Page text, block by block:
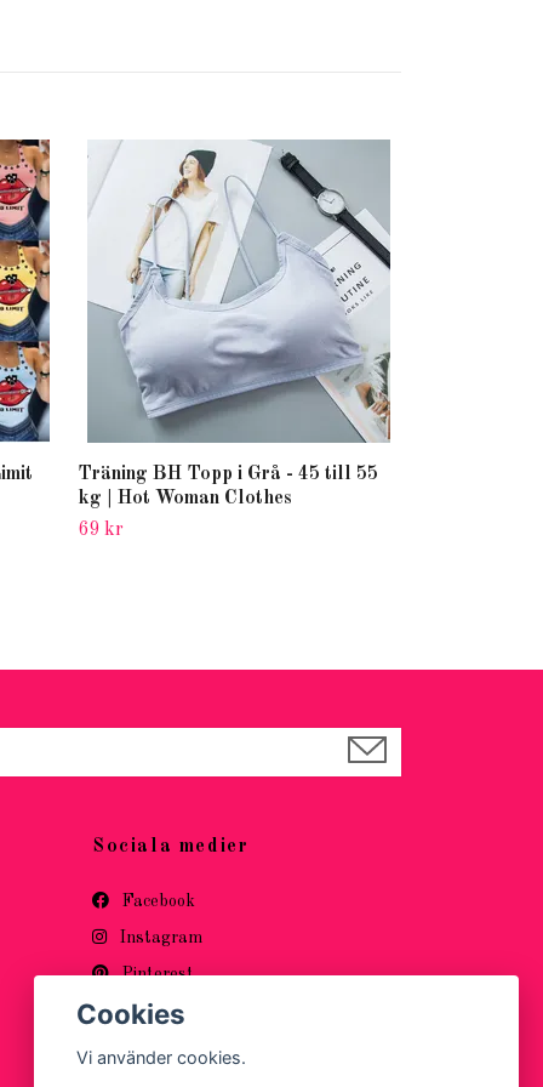
Träning BH Topp i Grå - 45 till 55
kg | Hot Woman Clothes
69 kr
Sociala medier
Facebook
Instagram
Pinterest
Cookies
Vi använder cookies.